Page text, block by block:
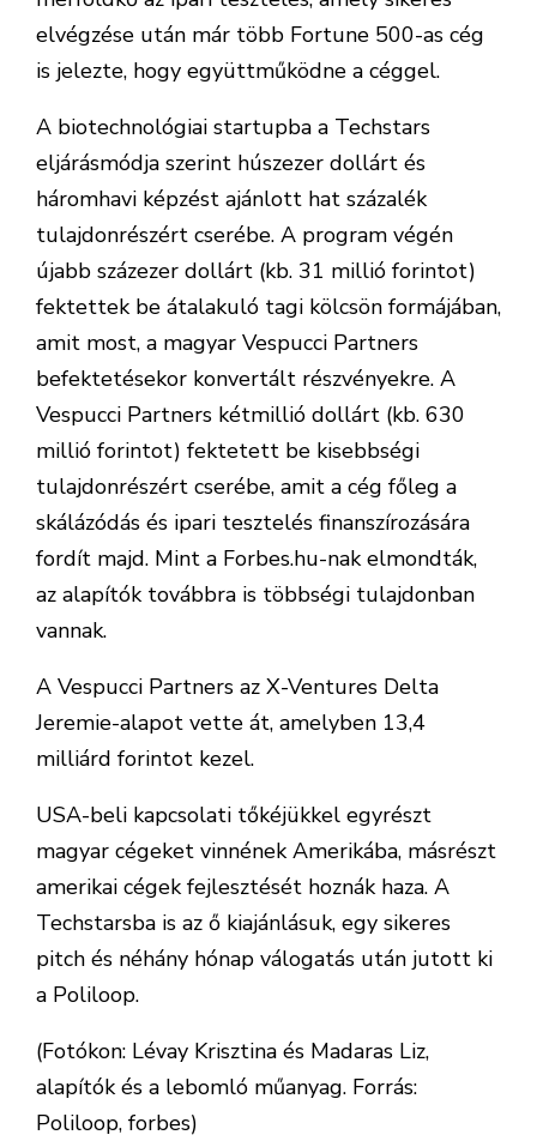
elvégzése után már több Fortune 500-as cég
is jelezte, hogy együttműködne a céggel.
A biotechnológiai startupba a Techstars
eljárásmódja szerint húszezer dollárt és
háromhavi képzést ajánlott hat százalék
tulajdonrészért cserébe. A program végén
újabb százezer dollárt (kb. 31 millió forintot)
fektettek be átalakuló tagi kölcsön formájában,
amit most, a magyar Vespucci Partners
befektetésekor konvertált részvényekre. A
Vespucci Partners kétmillió dollárt (kb. 630
millió forintot) fektetett be kisebbségi
tulajdonrészért cserébe, amit a cég főleg a
skálázódás és ipari tesztelés finanszírozására
fordít majd. Mint a Forbes.hu-nak elmondták,
az alapítók továbbra is többségi tulajdonban
vannak.
A Vespucci Partners az X-Ventures Delta
Jeremie-alapot vette át, amelyben 13,4
milliárd forintot kezel.
USA-beli kapcsolati tőkéjükkel egyrészt
magyar cégeket vinnének Amerikába, másrészt
amerikai cégek fejlesztését hoznák haza. A
Techstarsba is az ő kiajánlásuk, egy sikeres
pitch és néhány hónap válogatás után jutott ki
a Poliloop.
(Fotókon: Lévay Krisztina és Madaras Liz,
alapítók és a lebomló műanyag. Forrás:
Poliloop, forbes)